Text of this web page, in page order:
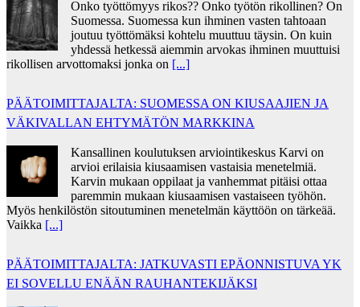
Onko työttömyys rikos?? Onko työtön rikollinen? On
Suomessa. Suomessa kun ihminen vasten tahtoaan
joutuu työttömäksi kohtelu muuttuu täysin. On kuin
yhdessä hetkessä aiemmin arvokas ihminen muuttuisi
rikollisen arvottomaksi jonka on [...]
PÄÄTOIMITTAJALTA: SUOMESSA ON KIUSAAJIEN JA
VÄKIVALLAN EHTYMÄTÖN MARKKINA
Kansallinen koulutuksen arviointikeskus Karvi on
arvioi erilaisia kiusaamisen vastaisia menetelmiä.
Karvin mukaan oppilaat ja vanhemmat pitäisi ottaa
paremmin mukaan kiusaamisen vastaiseen työhön.
Myös henkilöstön sitoutuminen menetelmän käyttöön on tärkeää.
Vaikka [...]
PÄÄTOIMITTAJALTA: JATKUVASTI EPÄONNISTUVA YK
EI SOVELLU ENÄÄN RAUHANTEKIJÄKSI